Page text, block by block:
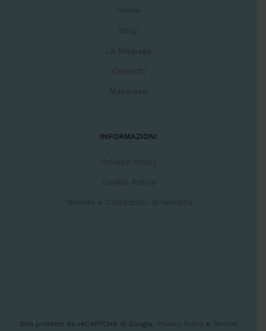
Home
Shop
La Malpaga
Contatti
Materassi
INFORMAZIONI
Privacy Policy
Cookie Policy
Termini e Condizioni di vendita
Sito protetto da reCAPTCHA di Google. Privacy Policy e Termini